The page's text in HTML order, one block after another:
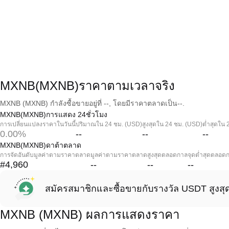
MXNB(MXNB)ราคาตามเวลาจริง
MXNB (MXNB) กำลังซื้อขายอยู่ที่ --, โดยมีราคาตลาดเป็น--.
MXNB(MXNB)การแสดง 24ชั่วโมง
การเปลี่ยนแปลงราคาในวันนี้
0.00%
ปริมาณใน 24 ชม. (USD)
--
สูงสุดใน 24 ชม. (USD)
--
ต่ำสุดใน
--
MXNB(MXNB)ดาต้าตลาด
การจัดอันดับมูลค่าตามราคาตลาด
#4,960
มูลค่าตามราคาตลาด
--
สูงสุดตลอดกาล
--
จุดต่ำสุดตลอด
--
สมัครสมาชิกและซื้อขายกับรางวัล USDT สูงสุ
MXNB (MXNB) ผลการแสดงราคา